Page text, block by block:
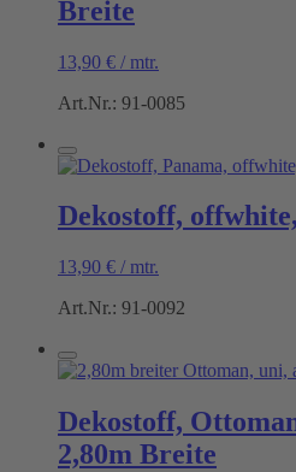
Breite
13,90 € / mtr.
Art.Nr.: 91-0085
Dekostoff,
13,90 € / mtr.
Art.Nr.: 91-0092
Dekostoff,
2,80m Breite